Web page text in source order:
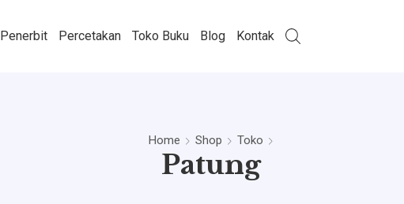
Penerbit Percetakan Toko Buku Blog Kontak
Home Shop Toko
Patung